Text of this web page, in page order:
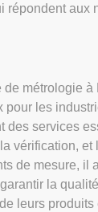
répondent aux
de métrologie à
pour les
des services
la vérification,
de mesure, il
la
leurs